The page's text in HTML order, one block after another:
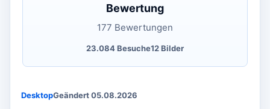
DesktopGeändert 05.08.2026
Bewertung
177 Bewertungen
23.084 Besuche12 Bilder